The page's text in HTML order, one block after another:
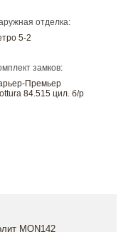
отделка:
5-2
замков:
Премьер
84.515 цил. б/р